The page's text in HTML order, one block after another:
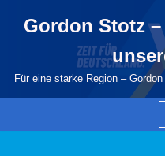
springen
Gordon Stotz
Für eine starke Region –